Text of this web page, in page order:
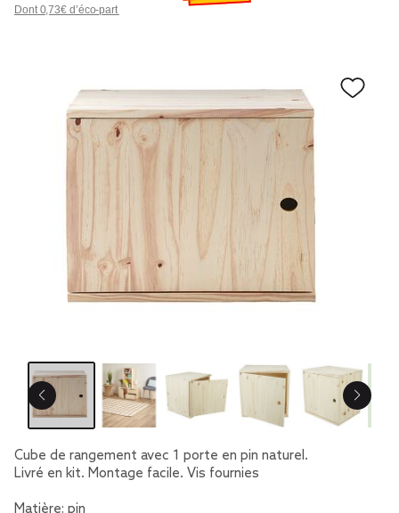
Dont 0,73€ d’éco-part
Cube de rangement avec 1 porte en pin naturel.
Livré en kit. Montage facile. Vis fournies
Matière: pin